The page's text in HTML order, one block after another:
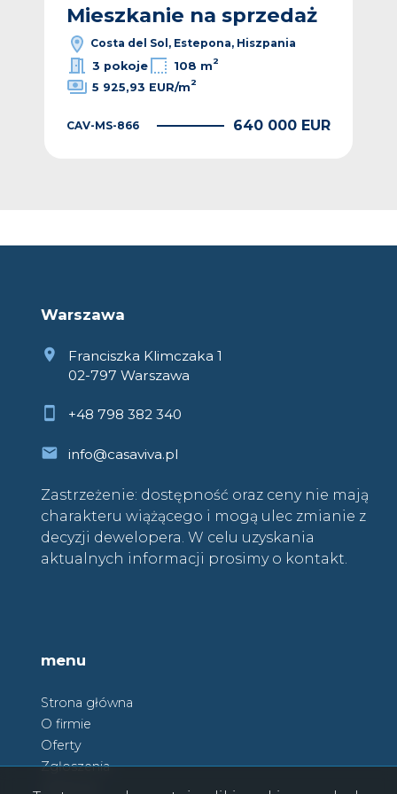
Mieszkanie na sprzedaż
Costa del Sol, Estepona, Hiszpania
3 pokoje
108 m2
5 925,93 EUR/m2
CAV-MS-866 640 000 EUR
Warszawa
Franciszka Klimczaka 1
02-797 Warszawa
+48 798 382 340
info@casaviva.pl
Zastrzeżenie: dostępność oraz ceny nie mają
charakteru wiążącego i mogą ulec zmianie z
decyzji dewelopera. W celu uzyskania
aktualnych informacji prosimy o kontakt.
menu
Strona główna
O firmie
Oferty
Zgłoszenia